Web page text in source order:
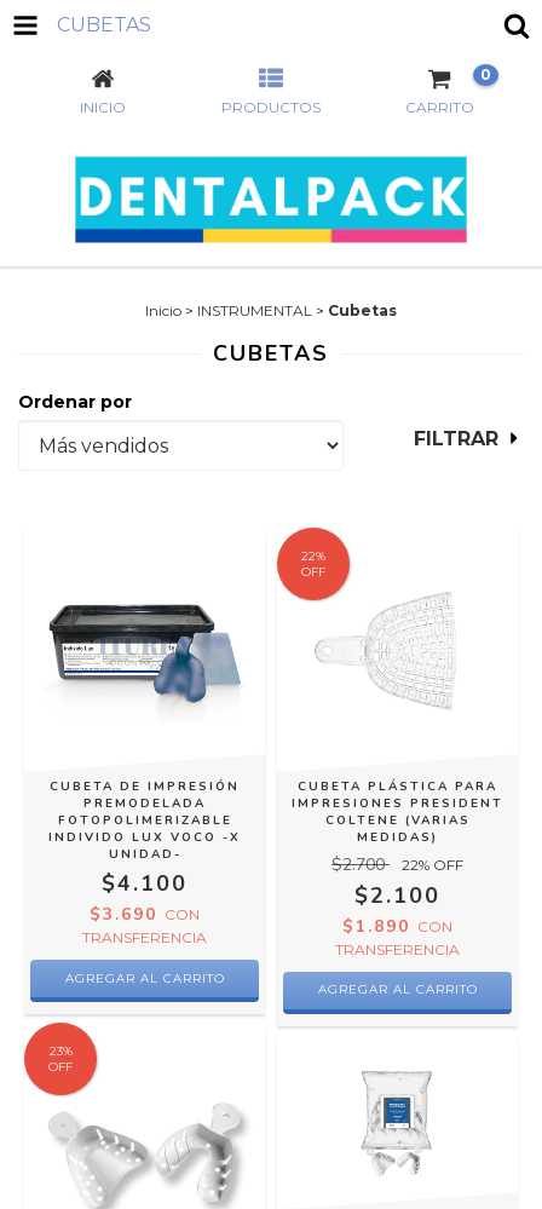
CUBETAS
INICIO PRODUCTOS CARRITO
0
Inicio > INSTRUMENTAL > Cubetas
CUBETAS
Ordenar por
FILTRAR
CUBETA DE IMPRESIÓN
PREMODELADA
FOTOPOLIMERIZABLE
INDIVIDO LUX VOCO -X
UNIDAD-
$4.100
$3.690 CON
TRANSFERENCIA
22%
OFF
CUBETA PLÁSTICA PARA
IMPRESIONES PRESIDENT
COLTENE (VARIAS
MEDIDAS)
$2.700 22% OFF
$2.100
$1.890 CON
TRANSFERENCIA
AGREGAR AL CARRITO
23%
OFF